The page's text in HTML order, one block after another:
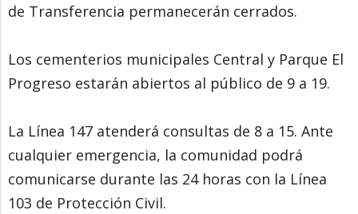
de Transferencia permanecerán cerrados.
Los cementerios municipales Central y Parque El
Progreso estarán abiertos al público de 9 a 19.
La Línea 147 atenderá consultas de 8 a 15. Ante
cualquier emergencia, la comunidad podrá
comunicarse durante las 24 horas con la Línea
103 de Protección Civil.